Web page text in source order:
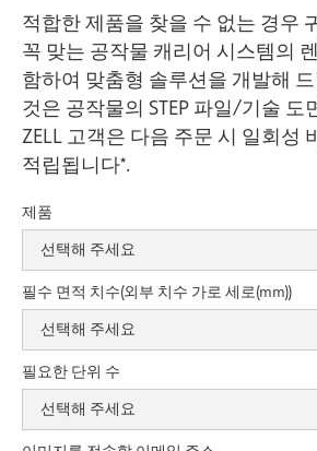
적합한 제품을 찾을 수 없는 경우
꼭 맞는 공작물 캐리어 시스템의
함하여 맞춤형 솔루션을 개발해
것은 공작물의 STEP 파일/기술 도
ZELL 고객은 다음 주문 시 일회성
적립됩니다*.
제품
필수 면적 치수(외부 치수 가로 세로(mm))
필요한 단위 수